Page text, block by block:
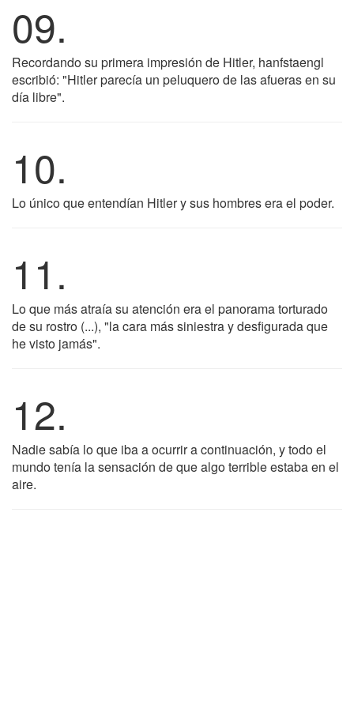
09.
Recordando su primera impresión de Hitler, hanfstaengl
escribió: "Hitler parecía un peluquero de las afueras en su
día libre".
10.
Lo único que entendían Hitler y sus hombres era el poder.
11.
Lo que más atraía su atención era el panorama torturado
de su rostro (...), "la cara más siniestra y desfigurada que
he visto jamás".
12.
Nadie sabía lo que iba a ocurrir a continuación, y todo el
mundo tenía la sensación de que algo terrible estaba en el
aire.